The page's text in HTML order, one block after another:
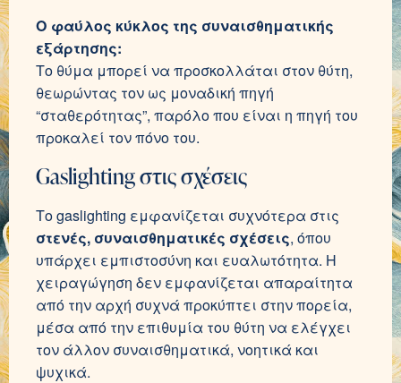
Ο φαύλος κύκλος της συναισθηματικής
εξάρτησης:
Το θύμα μπορεί να προσκολλάται στον θύτη,
θεωρώντας τον ως μοναδική πηγή
“σταθερότητας”, παρόλο που είναι η πηγή του
προκαλεί τον πόνο του.
Gaslighting στις σχέσεις
Το gaslighting εμφανίζεται συχνότερα στις
στενές, συναισθηματικές σχέσεις, όπου
υπάρχει εμπιστοσύνη και ευαλωτότητα. Η
χειραγώγηση δεν εμφανίζεται απαραίτητα
από την αρχή συχνά προκύπτει στην πορεία,
μέσα από την επιθυμία του θύτη να ελέγχει
τον άλλον συναισθηματικά, νοητικά και
ψυχικά.